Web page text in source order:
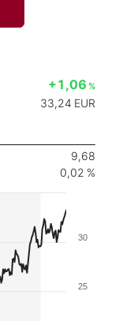
+1,06 %
33,24 EUR
9,68
0,02 %
25
30